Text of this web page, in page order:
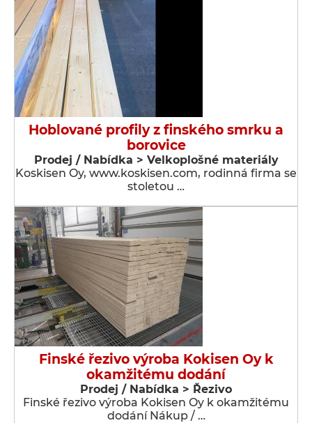
Hoblované profily z finského smrku a
borovice
Prodej / Nabídka > Velkoplošné materiály
Koskisen Oy, www.koskisen.com, rodinná firma se
stoletou …
Finské řezivo výroba Kokisen Oy k
okamžitému dodání
Prodej / Nabídka > Řezivo
Finské řezivo výroba Kokisen Oy k okamžitému
dodání Nákup / …